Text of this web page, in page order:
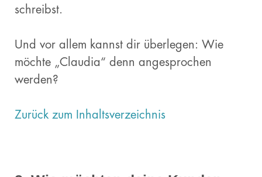
schreibst.
Und vor allem kannst dir überlegen: Wie
möchte „Claudia“ denn angesprochen
werden?
Zurück zum Inhaltsverzeichnis